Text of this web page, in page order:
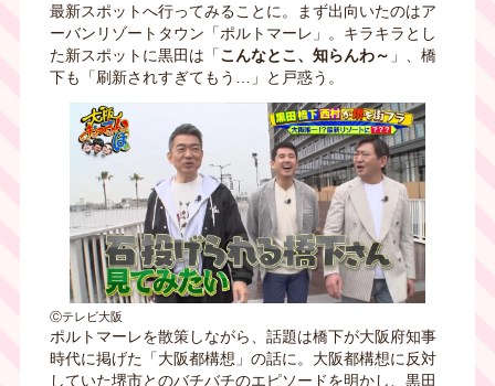
最新スポットへ行ってみることに。まず出向いたのはア
ーバンリゾートタウン「ポルトマーレ」。キラキラとし
た新スポットに黒田は「こんなとこ、知らんわ～ 」、橋
下も「刷新されすぎてもう…」と戸惑う。
Ⓒテレビ大阪
ポルトマーレを散策しながら、話題は橋下が大阪府知事
時代に掲げた「大阪都構想」の話に。大阪都構想に反対
していた堺市とのバチバチのエピソードを明かし、黒田